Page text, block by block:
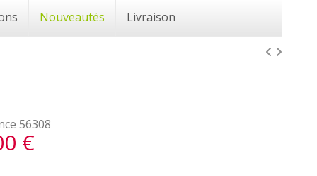
Nouveautés Livraison
56308
€